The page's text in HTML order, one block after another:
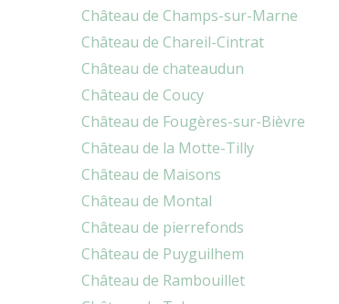
Château de Champs-sur-Marne
Château de Chareil-Cintrat
Château de chateaudun
Château de Coucy
Château de Fougères-sur-Bièvre
Château de la Motte-Tilly
Château de Maisons
Château de Montal
Château de pierrefonds
Château de Puyguilhem
Château de Rambouillet